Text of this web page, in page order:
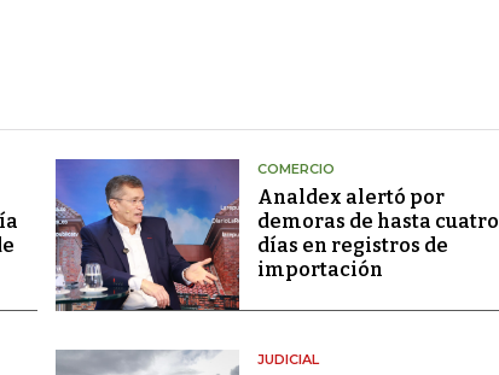
COMERCIO
Analdex alertó por
demoras de hasta cuatro
días en registros de
importación
JUDICIAL